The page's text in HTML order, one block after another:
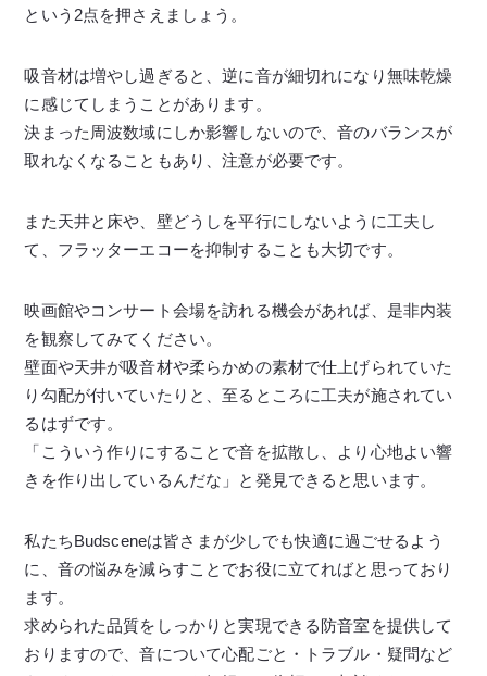
という2点を押さえましょう。
吸音材は増やし過ぎると、逆に音が細切れになり無味乾燥
に感じてしまうことがあります。
決まった周波数域にしか影響しないので、音のバランスが
取れなくなることもあり、注意が必要です。
また天井と床や、壁どうしを平行にしないように工夫し
て、フラッターエコーを抑制することも大切です。
映画館やコンサート会場を訪れる機会があれば、是非内装
を観察してみてください。
壁面や天井が吸音材や柔らかめの素材で仕上げられていた
り勾配が付いていたりと、至るところに工夫が施されてい
るはずです。
「こういう作りにすることで音を拡散し、より心地よい響
きを作り出しているんだな」と発見できると思います。
私たちBudsceneは皆さまが少しでも快適に過ごせるよう
に、音の悩みを減らすことでお役に立てればと思っており
ます。
求められた品質をしっかりと実現できる防音室を提供して
おりますので、音について心配ごと・トラブル・疑問など